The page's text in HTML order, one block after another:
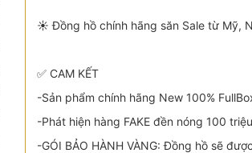
☀️ Đồng hồ chính hãng săn Sale từ Mỹ,
✅ CAM KẾT
-Sản phẩm chính hãng New 100%
-Phát hiện hàng FAKE đền nóng 100
-GÓI BẢO HÀNH VÀNG: Đồng hồ sẽ